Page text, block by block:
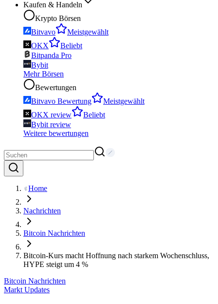
Kaufen & Handeln
Krypto Börsen
Bitvavo
Meistgewählt
OKX
Beliebt
Bitpanda Pro
Bybit
Mehr Börsen
Bewertungen
Bitvavo Bewertung
Meistgewählt
OKX review
Beliebt
Bybit review
Weitere bewertungen
Home
Nachrichten
Bitcoin Nachrichten
Bitcoin-Kurs macht Hoffnung nach starkem Wochenschluss,
HYPE steigt um 4 %
Bitcoin Nachrichten
Markt Updates